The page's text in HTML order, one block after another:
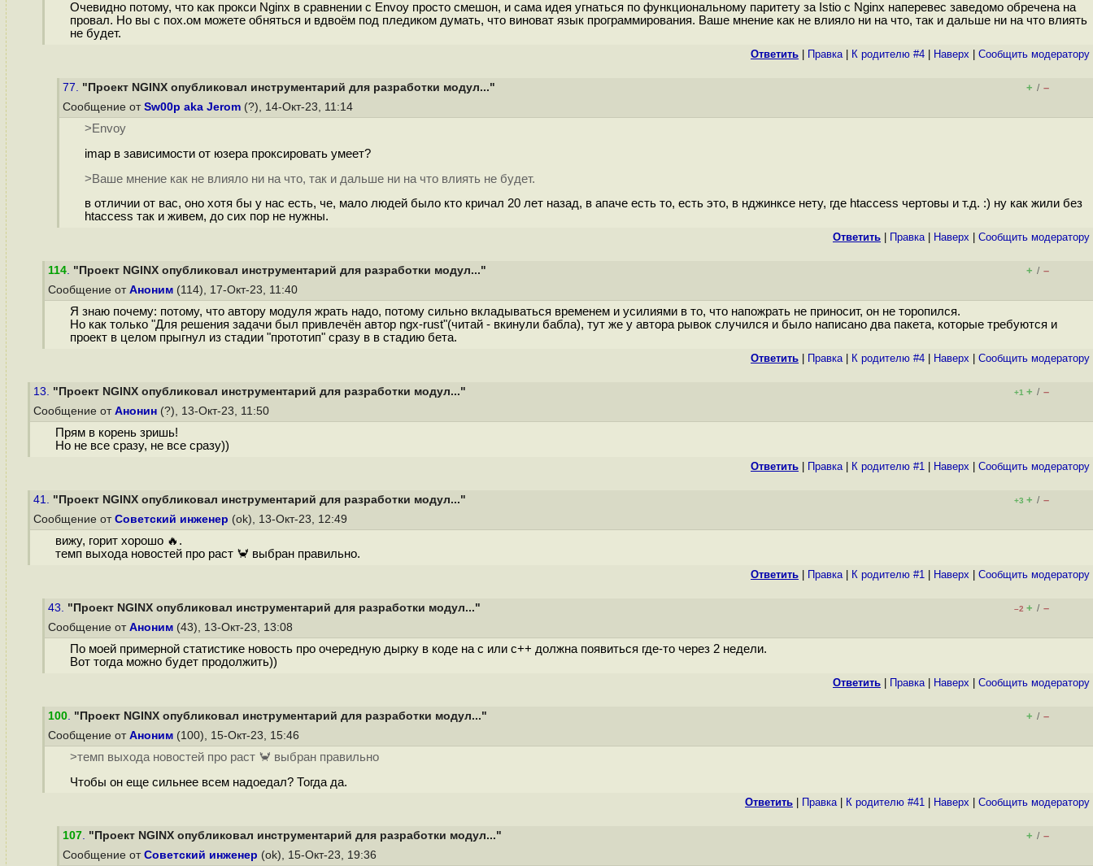
Очевидно потому, что как прокси Nginx в сравнении с Envoy просто смешон, и сама идея угнаться по функциональному паритету за Istio с Nginx наперевес заведомо обречена на
провал. Но вы с пох.ом можете обняться и вдвоём под пледиком думать, что виноват язык программирования. Ваше мнение как не влияло ни на что, так и дальше ни на что влиять
не будет.
Ответить Правка| К родителю #4 Наверх Cообщить модератору
77. "Проект NGINX опубликовал инструментарий для разработки модул..." + / –
Сообщение от Sw00p aka Jerom (?), 14-Окт-23, 11:14
>Envoy
imap в зависимости от юзера проксировать умеет?
>Ваше мнение как не влияло ни на что, так и дальше ни на что влиять не будет.
в отличии от вас, оно хотя бы у нас есть, че, мало людей было кто кричал 20 лет назад, в апаче есть то, есть это, в нджинксе нету, где htaccess чертовы и т.д. :) ну как жили без
htaccess так и живем, до сих пор не нужны.
Ответить Правка| Наверх Cообщить модератору
114. "Проект NGINX опубликовал инструментарий для разработки модул..." + / –
Сообщение от Аноним (114), 17-Окт-23, 11:40
Я знаю почему: потому, что автору модуля жрать надо, потому сильно вкладываться временем и усилиями в то, что напожрать не приносит, он не торопился.
Но как только "Для решения задачи был привлечён автор ngx-rust"(читай - вкинули бабла), тут же у автора рывок случился и было написано два пакета, которые требуются и
проект в целом прыгнул из стадии "прототип" сразу в в стадию бета.
Ответить Правка| К родителю #4 Наверх Cообщить модератору
13. "Проект NGINX опубликовал инструментарий для разработки модул..." +1 + / –
Сообщение от Анонин (?), 13-Окт-23, 11:50
Прям в корень зришь!
Но не все сразу, не все сразу))
Ответить Правка| К родителю #1 Наверх Cообщить модератору
41. "Проект NGINX опубликовал инструментарий для разработки модул..." +3 + / –
Сообщение от Советский инженер (ok), 13-Окт-23, 12:49
вижу, горит хорошо 🔥.
темп выхода новостей про раст 🦀 выбран правильно.
Ответить Правка| К родителю #1 Наверх Cообщить модератору
43. "Проект NGINX опубликовал инструментарий для разработки модул..." –2 + / –
Сообщение от Аноним (43), 13-Окт-23, 13:08
По моей примерной статистике новость про очередную дырку в коде на с или с++ должна появиться где-то через 2 недели.
Вот тогда можно будет продолжить))
Ответить Правка| Наверх Cообщить модератору
100. "Проект NGINX опубликовал инструментарий для разработки модул..." + / –
Сообщение от Аноним (100), 15-Окт-23, 15:46
>темп выхода новостей про раст 🦀 выбран правильно
Чтобы он еще сильнее всем надоедал? Тогда да.
Ответить Правка| К родителю #41 Наверх Cообщить модератору
107. "Проект NGINX опубликовал инструментарий для разработки модул..." + / –
Сообщение от Советский инженер (ok), 15-Окт-23, 19:36